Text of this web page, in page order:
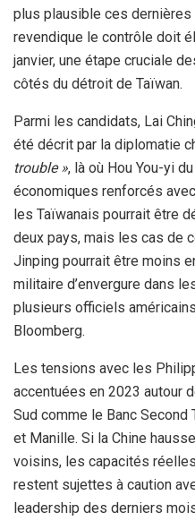
plus plausible ces dernières
revendique le contrôle doit
janvier, une étape cruciale
côtés du détroit de Taïwan.
Parmi les candidats, Lai
été décrit par la diplomatie
trouble », là où Hou You-yi
économiques renforcés
les Taïwanais pourrait être
deux pays, mais les cas de
Jinping pourrait être moins
militaire d’envergure dans
plusieurs officiels
Bloomberg.
Les tensions avec les
accentuées en 2023 autour
Sud comme le Banc Second
et Manille. Si la Chine
voisins, les capacités
restent sujettes à caution
leadership des derniers